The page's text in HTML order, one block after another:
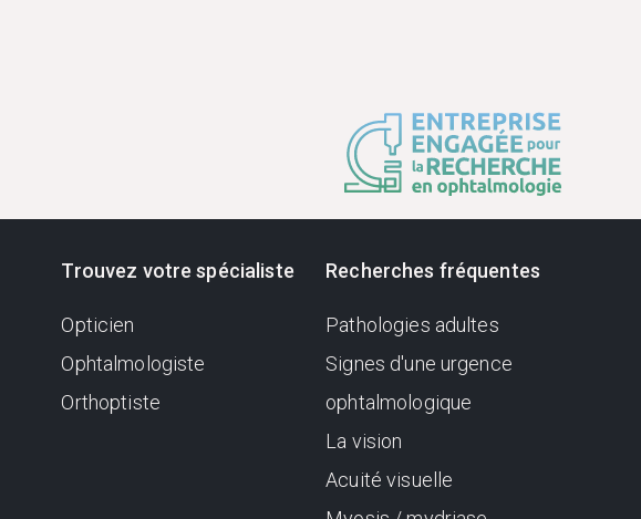
Trouvez votre spécialiste
Opticien
Ophtalmologiste
Orthoptiste
Recherches fréquentes
Pathologies adultes
Signes d'une urgence
ophtalmologique
La vision
Acuité visuelle